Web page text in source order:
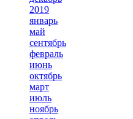
2019
январь
май
сентябрь
февраль
июнь
октябрь
март
июль
ноябрь